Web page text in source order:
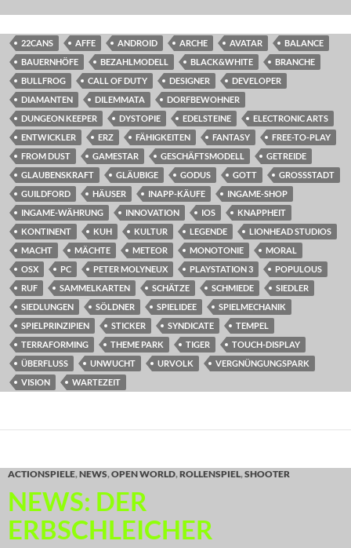
22CANS AFFE ANDROID ARCHE AVATAR
BALANCE
BAUERNHÖFE
BEZAHLMODELL BLACK&WHITE
BRANCHE
BULLFROG
CALL OF DUTY DESIGNER
DEVELOPER
DIAMANTEN
DILEMMATA
DORFBEWOHNER
DUNGEON KEEPER
DYSTOPIE EDELSTEINE
ELECTRONIC ARTS
ENTWICKLER
ERZ FÄHIGKEITEN FANTASY
FREE-TO-PLAY
FROM DUST
GAMESTAR GESCHÄFTSMODELL
GETREIDE
GLAUBENSKRAFT
GLÄUBIGE GODUS GOTT
GROSSSTADT
GUILDFORD
HÄUSER INAPP-KÄUFE
INGAME-SHOP
INGAME-WÄHRUNG
INNOVATION IOS
KNAPPHEIT
KONTINENT
KUH KULTUR LEGENDE
LIONHEAD STUDIOS
MACHT
MÄCHTE METEOR MONOTONIE
MORAL
OSX
PC PETER MOLYNEUX PLAYSTATION 3
POPULOUS
RUF
SAMMELKARTEN SCHÄTZE SCHMIEDE
SIEDLER
SIEDLUNGEN
SÖLDNER SPIELIDEE
SPIELMECHANIK
SPIELPRINZIPIEN
STICKER SYNDICATE
TEMPEL
TERRAFORMING
THEME PARK TIGER
TOUCH-DISPLAY
ÜBERFLUSS
UNWUCHT URVOLK
VERGNÜNGUNGSPARK
VISION
WARTEZEIT
ACTIONSPIELE,NEWS,OPEN WORLD,ROLLENSPIEL,SHOOTER
NEWS: DER
ERBSCHLEICHER